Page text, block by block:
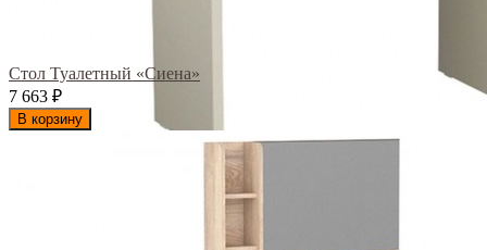
Стол Туалетный «Сиена»
7 663 ₽
В корзину